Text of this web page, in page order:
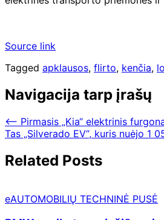
Source link
Tagged apklausos, flirto, kenčia,
Navigacija tarp įrašų
⟵ Pirmasis „Kia“ elektrinis
Tas „Silverado EV“, kuris nuėjo 1
Related Posts
eAUTOMOBILIŲ TECHNINĖ PUSĖ